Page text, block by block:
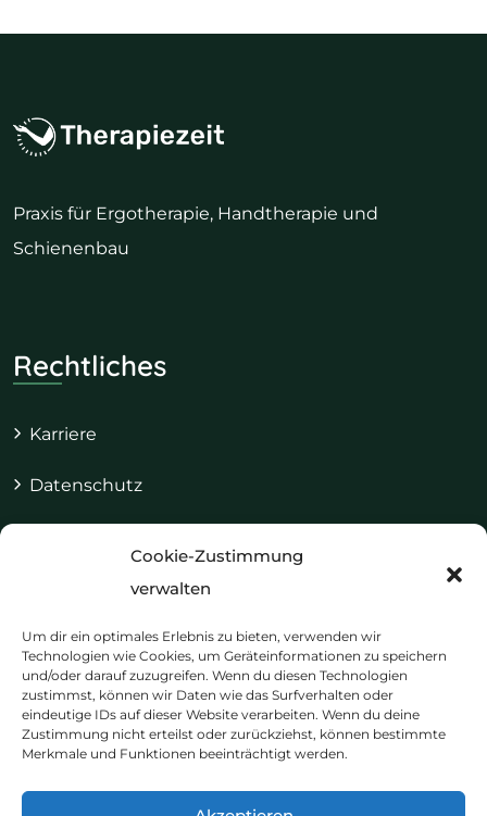
Cookie-Zustimmung
verwalten
Um dir ein optimales Erlebnis zu bieten, verwenden wir
Technologien wie Cookies, um Geräteinformationen zu speichern
und/oder darauf zuzugreifen. Wenn du diesen Technologien
zustimmst, können wir Daten wie das Surfverhalten oder
eindeutige IDs auf dieser Website verarbeiten. Wenn du deine
Zustimmung nicht erteilst oder zurückziehst, können bestimmte
Merkmale und Funktionen beeinträchtigt werden.
Praxis für Ergotherapie, Handtherapie und
Schienenbau
Rechtliches
Karriere
Datenschutz
Cookie-Richtlinie (EU)
Kontakt & Termine
+49 241 921 30 310
info@therapiezeit-aachen.de